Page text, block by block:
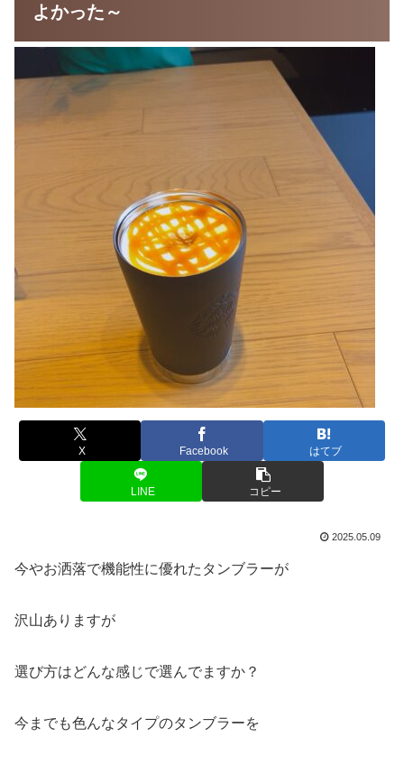
よかった～
X Facebook はてブ
LINE コピー
2025.05.09
今やお洒落で機能性に優れたタンブラーが
沢山ありますが
選び方はどんな感じで選んでますか？
今までも色んなタイプのタンブラーを